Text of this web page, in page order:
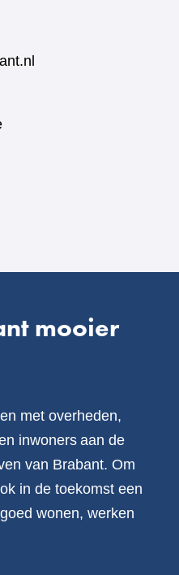
mooier
met overheden,
inwoners aan de
van Brabant. Om
in de toekomst een
wonen, werken